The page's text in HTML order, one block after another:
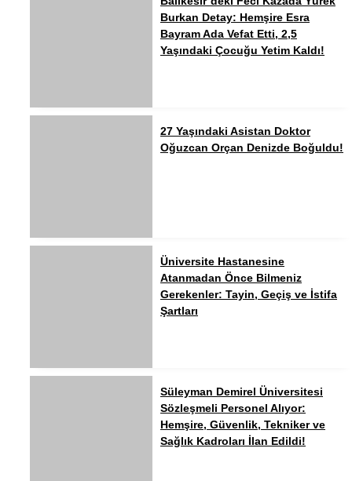
Burkan Detay: Hemşire Esra
Bayram Ada Vefat Etti, 2,5
Yaşındaki Çocuğu Yetim Kaldı!
27 Yaşındaki Asistan Doktor
Oğuzcan Orçan Denizde Boğuldu!
Üniversite Hastanesine
Atanmadan Önce Bilmeniz
Gerekenler: Tayin, Geçiş ve İstifa
Şartları
Süleyman Demirel Üniversitesi
Sözleşmeli Personel Alıyor:
Hemşire, Güvenlik, Tekniker ve
Sağlık Kadroları İlan Edildi!